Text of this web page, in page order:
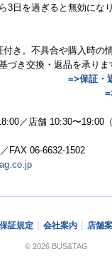
3日を過ぎると無効になり
付き。不具合や購入時の
づき交換・返品を承りま
=>保証・
／店舗 10:30〜19:00
／FAX 06-6632-1502
保証規定 会社案内 店舗
© 2026 BUS&TAG